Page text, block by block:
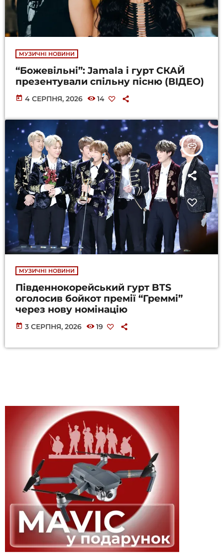
МУЗИЧНІ НОВИНИ
“Божевільні”: Jamala і гурт СКАЙ
презентували спільну пісню (ВІДЕО)
today 4 СЕРПНЯ, 2026 14
insert_link
МУЗИЧНІ НОВИНИ
Південнокорейський гурт BTS
оголосив бойкот премії “Греммі”
через нову номінацію
today 3 СЕРПНЯ, 2026 19